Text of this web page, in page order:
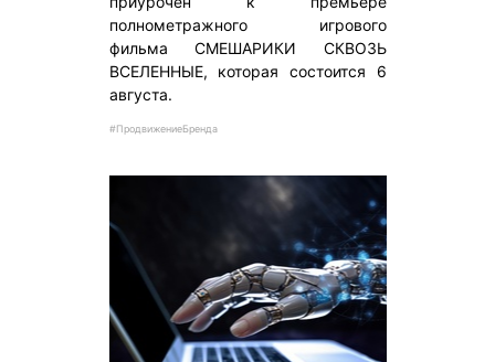
полнометражного игрового
фильма СМЕШАРИКИ СКВОЗЬ
ВСЕЛЕННЫЕ, которая состоится 6
августа.
#ПродвижениеБренда